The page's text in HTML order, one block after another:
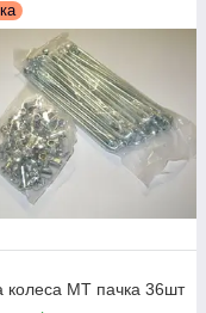
колеса МТ пачка 36шт